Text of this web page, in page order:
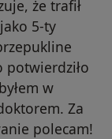
że trafił
5-ty
potwierdziło
w
Za
polecam!